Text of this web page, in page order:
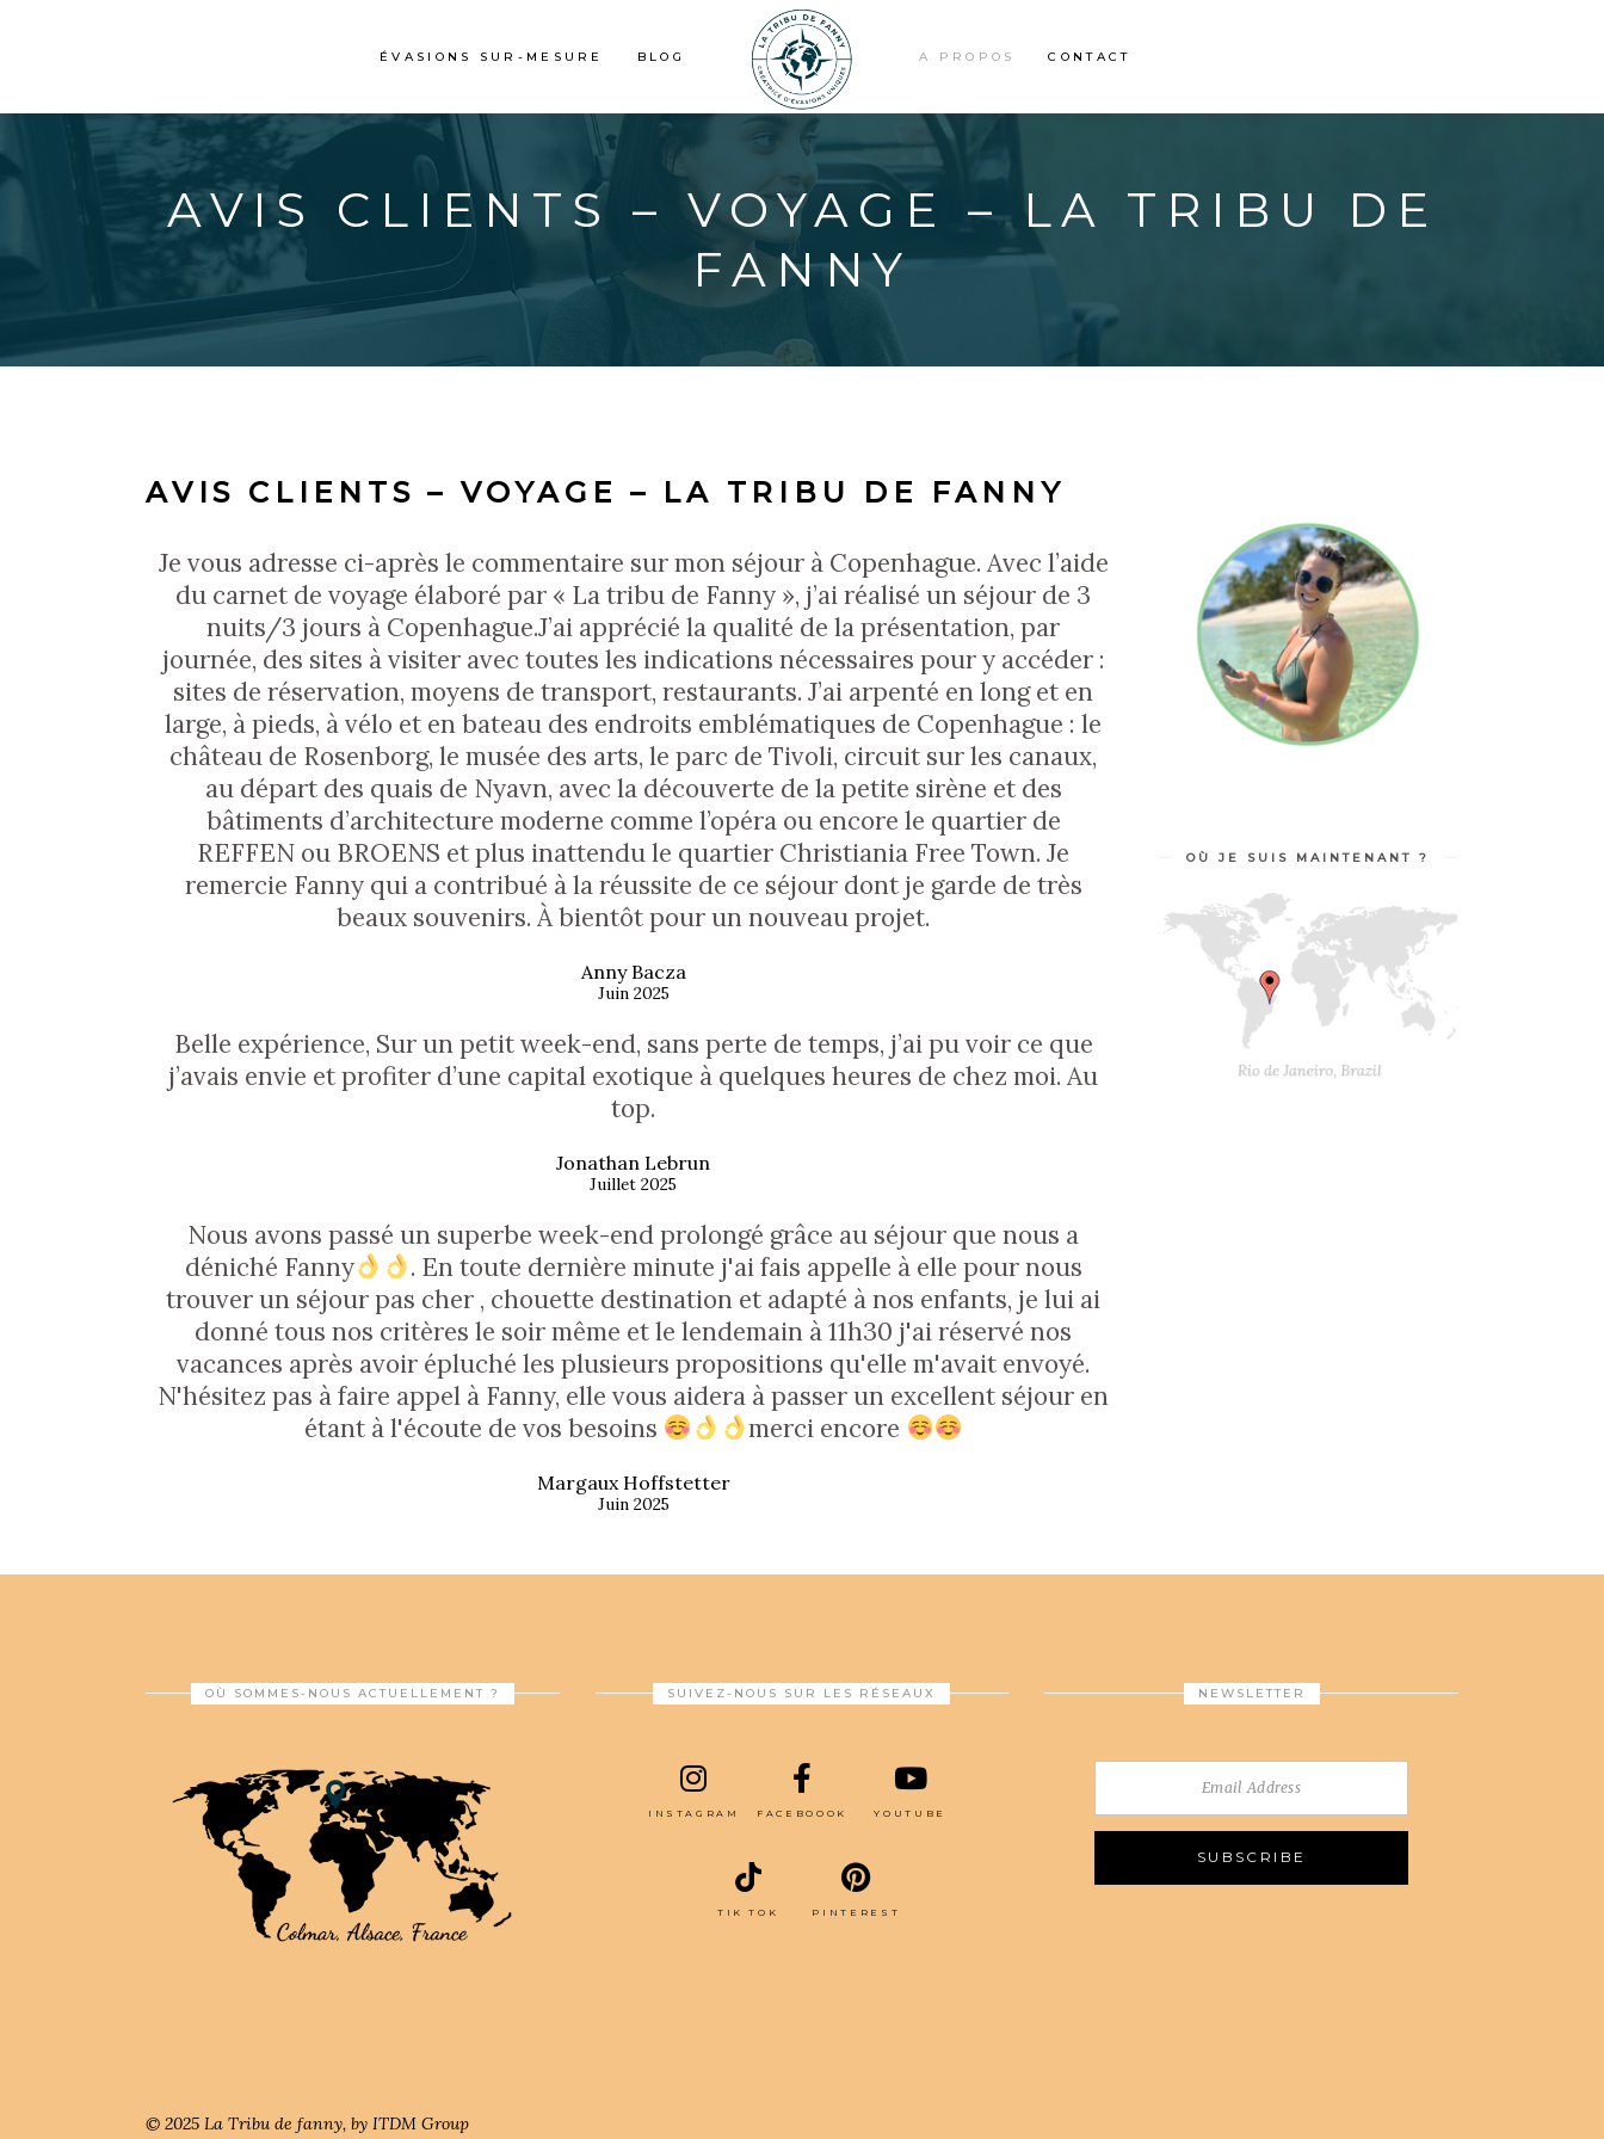
ÉVASIONS SUR-MESURE BLOG A PROPOS CONTACT
AVIS CLIENTS – VOYAGE – LA TRIBU DE
FANNY
AVIS CLIENTS – VOYAGE – LA TRIBU DE FANNY
Je vous adresse ci-après le commentaire sur mon séjour à Copenhague. Avec l’aide
du carnet de voyage élaboré par « La tribu de Fanny », j’ai réalisé un séjour de 3
nuits/3 jours à Copenhague.J’ai apprécié la qualité de la présentation, par
journée, des sites à visiter avec toutes les indications nécessaires pour y accéder :
sites de réservation, moyens de transport, restaurants. J’ai arpenté en long et en
large, à pieds, à vélo et en bateau des endroits emblématiques de Copenhague : le
château de Rosenborg, le musée des arts, le parc de Tivoli, circuit sur les canaux,
au départ des quais de Nyavn, avec la découverte de la petite sirène et des
bâtiments d’architecture moderne comme l’opéra ou encore le quartier de
REFFEN ou BROENS et plus inattendu le quartier Christiania Free Town. Je
remercie Fanny qui a contribué à la réussite de ce séjour dont je garde de très
beaux souvenirs. À bientôt pour un nouveau projet.
Anny Bacza
Juin 2025
Belle expérience, Sur un petit week-end, sans perte de temps, j’ai pu voir ce que
j’avais envie et profiter d’une capital exotique à quelques heures de chez moi. Au
top.
Jonathan Lebrun
Juillet 2025
Nous avons passé un superbe week-end prolongé grâce au séjour que nous a
déniché Fanny
. En toute dernière minute j'ai fais appelle à elle pour nous
trouver un séjour pas cher , chouette destination et adapté à nos enfants, je lui ai
donné tous nos critères le soir même et le lendemain à 11h30 j'ai réservé nos
vacances après avoir épluché les plusieurs propositions qu'elle m'avait envoyé.
N'hésitez pas à faire appel à Fanny, elle vous aidera à passer un excellent séjour en
étant à l'écoute de vos besoins
merci encore
Margaux Hoffstetter
Juin 2025
OÙ JE SUIS MAINTENANT ?
OÙ SOMMES-NOUS ACTUELLEMENT ? SUIVEZ-NOUS SUR LES RÉSEAUX
INSTAGRAM FACEBOOOK YOUTUBE
TIK TOK PINTEREST
NEWSLETTER
© 2025 La Tribu de fanny, by ITDM Group